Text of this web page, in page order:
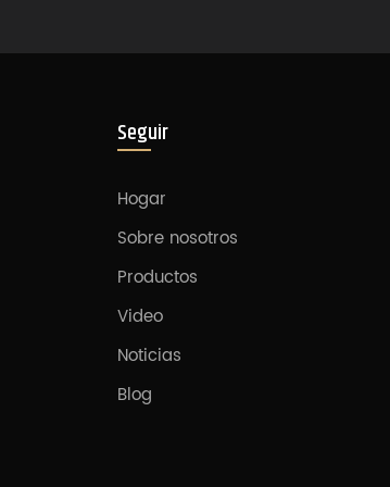
Seguir
Hogar
Sobre nosotros
Productos
Video
Noticias
Blog